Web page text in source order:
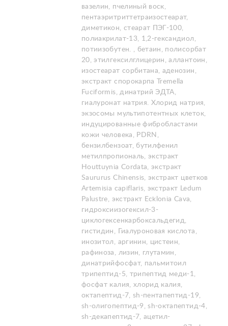
вазелин, пчелиный воск,
пентаэритриттетраизостеарат,
диметикон, стеарат ПЭГ-100,
полиакрилат-13, 1,2-гександиол,
потиизобутен. , бетаин, полисорбат
20, этилгексилглицерин, аллантоин,
изостеарат сорбитана, аденозин,
экстракт спорокарпа Tremella
Fuciformis, динатрий ЭДТА,
гиалуронат натрия. Хлорид натрия,
экзосомы мультипотентных клеток,
индуцированные фибробластами
кожи человека, PDRN,
бензилбензоат, бутилфенил
метилпропиональ, экстракт
Houttuynia Cordata, экстракт
Saururus Chinensis, экстракт цветков
Artemisia capiflaris, экстракт Ledum
Palustre, экстракт Ecklonia Cava,
гидроксиизогексил-3-
циклогексенкарбоксальдегид,
гистидин, Гиалуроновая кислота,
инозитол, аргинин, цистеин,
рафиноза, лизин, глутамин,
динатрийфосфат, пальмитоил
трипептид-5, трипептид меди-1,
фосфат калия, хлорид калия,
октапептид-7, sh-пентапептид-19,
sh-олигопептид-9, sh-октапептид-4,
sh-декапептид-7, ацетил-